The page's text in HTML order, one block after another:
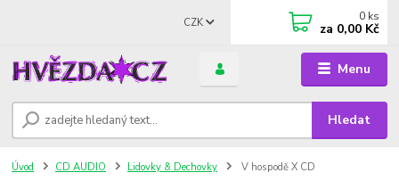
Menu
CZK
Hledat
0 ks
za 0,00 Kč
Úvod CD AUDIO Lidovky & Dechovky V hospodě X CD